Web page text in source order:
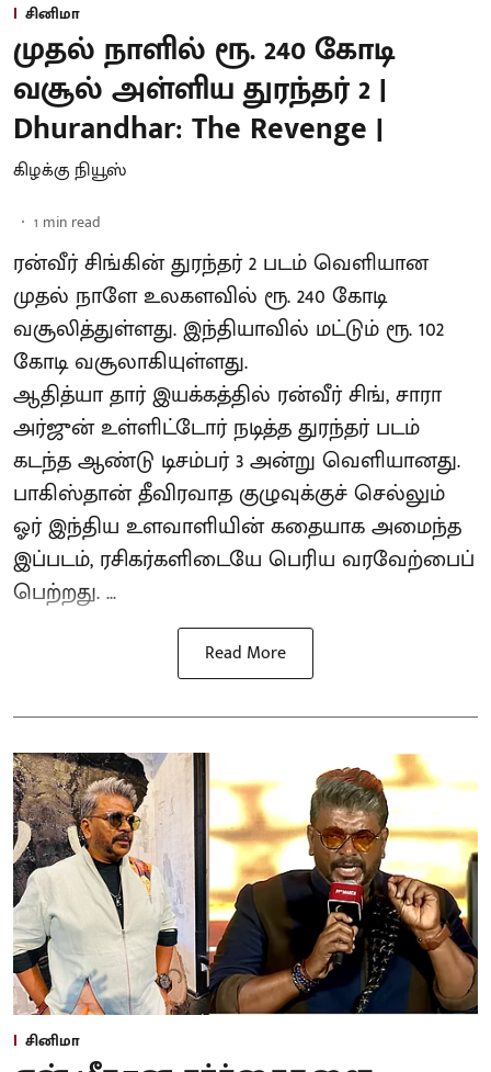
சினிமா
முதல் நாளில் ரூ. 240 கோடி
வசூல் அள்ளிய துரந்தர் 2 |
Dhurandhar: The Revenge |
கிழக்கு நியூஸ்
1 min read
ரன்வீர் சிங்கின் துரந்தர் 2 படம் வெளியான
முதல் நாளே உலகளவில் ரூ. 240 கோடி
வசூலித்துள்ளது. இந்தியாவில் மட்டும் ரூ. 102
கோடி வசூலாகியுள்ளது.
ஆதித்யா தார் இயக்கத்தில் ரன்வீர் சிங், சாரா
அர்ஜுன் உள்ளிட்டோர் நடித்த துரந்தர் படம்
கடந்த ஆண்டு டிசம்பர் 3 அன்று வெளியானது.
பாகிஸ்தான் தீவிரவாத குழுவுக்குச் செல்லும்
ஓர் இந்திய உளவாளியின் கதையாக அமைந்த
இப்படம், ரசிகர்களிடையே பெரிய வரவேற்பைப்
பெற்றது. ...
Read More
சினிமா